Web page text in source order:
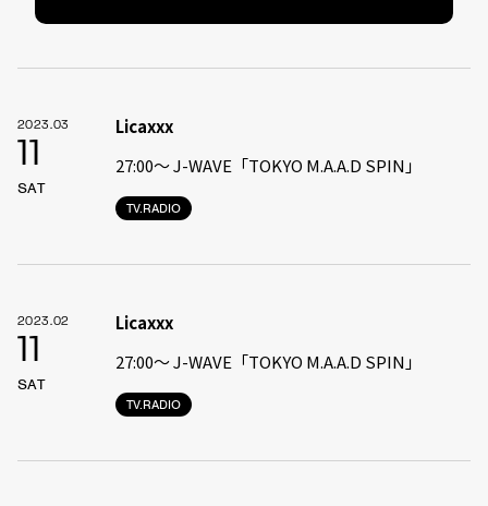
2023.03
11
SAT
TV.RADIO
Licaxxx
27:00〜 J-WAVE「TOKYO M.A.A.D SPIN」
2023.02
11
SAT
TV.RADIO
Licaxxx
27:00〜 J-WAVE「TOKYO M.A.A.D SPIN」